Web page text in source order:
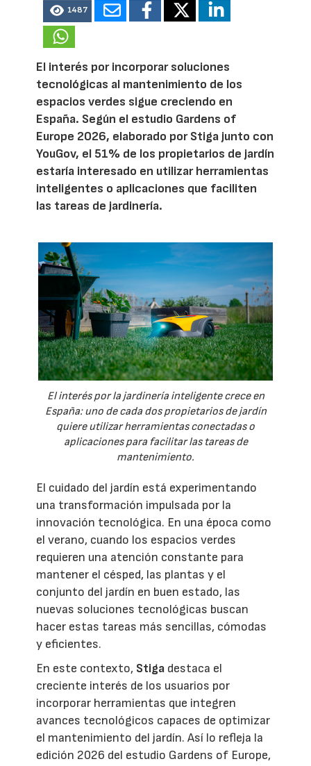
1487
El interés por incorporar soluciones
tecnológicas al mantenimiento de los
espacios verdes sigue creciendo en
España. Según el estudio Gardens of
Europe 2026, elaborado por Stiga junto con
YouGov, el 51% de los propietarios de jardín
estaría interesado en utilizar herramientas
inteligentes o aplicaciones que faciliten
las tareas de jardinería.
El interés por la jardinería inteligente crece en
España: uno de cada dos propietarios de jardín
quiere utilizar herramientas conectadas o
aplicaciones para facilitar las tareas de
mantenimiento.
El cuidado del jardín está experimentando
una transformación impulsada por la
innovación tecnológica. En una época como
el verano, cuando los espacios verdes
requieren una atención constante para
mantener el césped, las plantas y el
conjunto del jardín en buen estado, las
nuevas soluciones tecnológicas buscan
hacer estas tareas más sencillas, cómodas
y eficientes.
En este contexto, Stiga destaca el
creciente interés de los usuarios por
incorporar herramientas que integren
avances tecnológicos capaces de optimizar
el mantenimiento del jardín. Así lo refleja la
edición 2026 del estudio Gardens of Europe,